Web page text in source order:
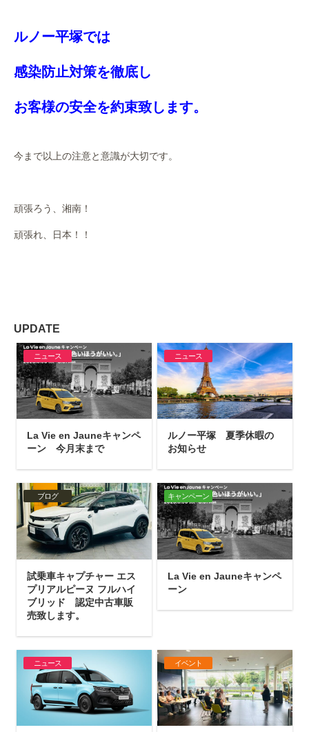
ルノー平塚では
感染防止対策を徹底し
お客様の安全を約束致します。
今まで以上の注意と意識が大切です。
頑張ろう、湘南！
頑張れ、日本！！
UPDATE
ニュース
La Vie en Jauneキャンペ
ーン 今月末まで
ニュース
ルノー平塚 夏季休暇の
お知らせ
ブログ
試乗車キャプチャー エス
プリアルピーヌ フルハイ
ブリッド 認定中古車販
売致します。
キャンペーン
La Vie en Jauneキャンペ
ーン
ニュース イベント